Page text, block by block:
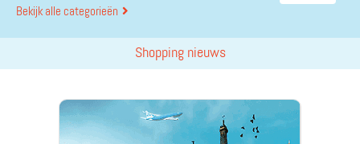
Bekijk alle categorieën
Shopping nieuws